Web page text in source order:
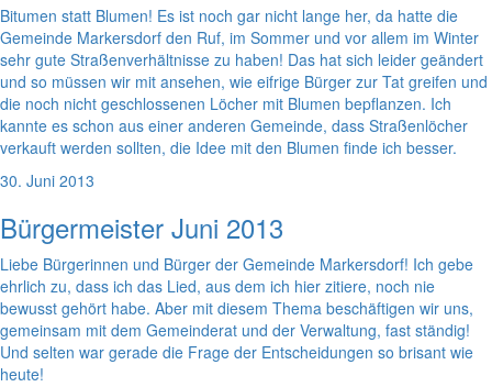
Bitumen statt Blumen! Es ist noch gar nicht lange her, da hatte die
Gemeinde Markersdorf den Ruf, im Sommer und vor allem im Winter
sehr gute Straßenverhältnisse zu haben! Das hat sich leider geändert
und so müssen wir mit ansehen, wie eifrige Bürger zur Tat greifen und
die noch nicht geschlossenen Löcher mit Blumen bepflanzen. Ich
kannte es schon aus einer anderen Gemeinde, dass Straßenlöcher
verkauft werden sollten, die Idee mit den Blumen finde ich besser.
30. Juni 2013
Bürgermeister Juni 2013
Liebe Bürgerinnen und Bürger der Gemeinde Markersdorf! Ich gebe
ehrlich zu, dass ich das Lied, aus dem ich hier zitiere, noch nie
bewusst gehört habe. Aber mit diesem Thema beschäftigen wir uns,
gemeinsam mit dem Gemeinderat und der Verwaltung, fast ständig!
Und selten war gerade die Frage der Entscheidungen so brisant wie
heute!